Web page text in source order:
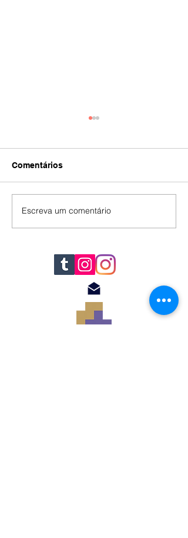
IA
Comentários
Escreva um comentário